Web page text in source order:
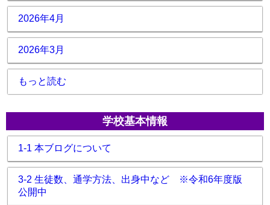
2026年4月
2026年3月
もっと読む
学校基本情報
1-1 本ブログについて
3-2 生徒数、通学方法、出身中など ※令和6年度版
公開中